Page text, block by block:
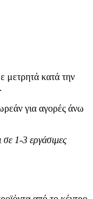
μετρητά κατά την
για αγορές άνω
1-3 εργάσιμες